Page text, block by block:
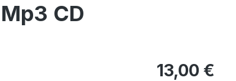
CD
Regulärer Preis:
13,00 €